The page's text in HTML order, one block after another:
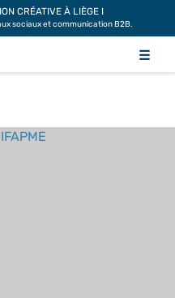
CRÉATIVE À LIÈGE I
sociaux et communication B2B.
☰
IFAPME